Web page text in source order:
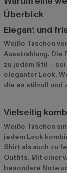
Überblick
Elegant und
Weiße Taschen
Ausstrahlung. Die
zu jedem Stil –
eleganter Look.
die es stilvoll und
Vielseitig
Weiße Taschen
jedem Look
Shirt als auch zu
Outfits. Mit einer
besondere Note